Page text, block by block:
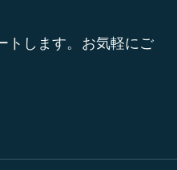
トします。お気軽にご